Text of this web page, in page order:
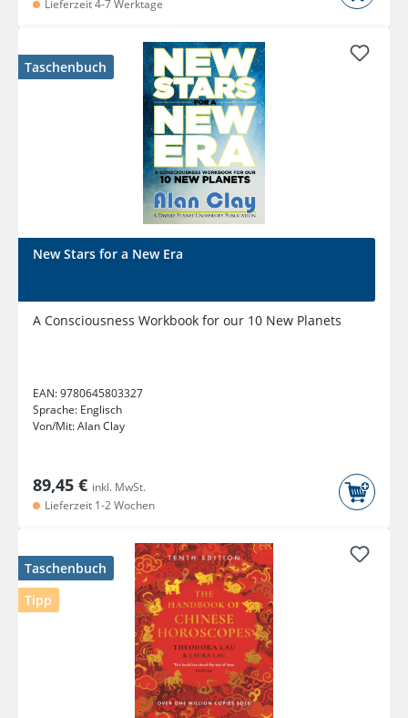
Lieferzeit 4-7 Werktage
Taschenbuch
New Stars for a New Era
A Consciousness Workbook for our 10 New Planets
EAN:9780645803327
Sprache: Englisch
Von/Mit:Alan Clay
89,45 € inkl. MwSt.
Lieferzeit 1-2 Wochen
Taschenbuch
Tipp